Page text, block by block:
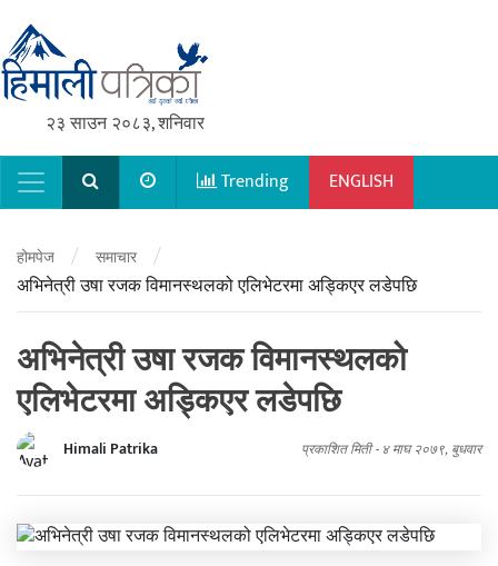
२३ साउन २०८३, शनिवार
Main NavigationTrending ENGLISH
होमपेज / समाचार /
अभिनेत्री उषा रजक विमानस्थलको एलिभेटरमा अड्किएर लडेपछि
अभिनेत्री उषा रजक विमानस्थलको
एलिभेटरमा अड्किएर लडेपछि
Himali Patrika प्रकाशित मिती - ४ माघ २०७९, बुधवार